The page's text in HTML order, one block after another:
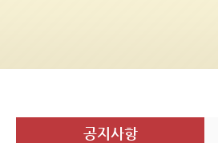
공지사항